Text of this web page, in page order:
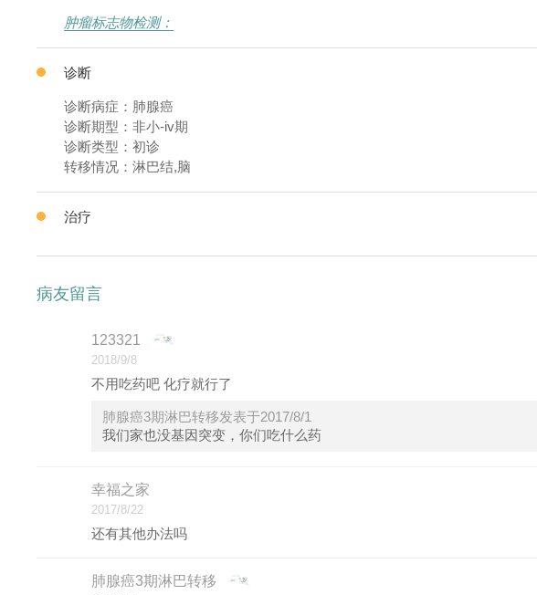
肿瘤标志物检测：
诊断
诊断病症：肺腺癌
诊断期型：非小-iv期
诊断类型：初诊
转移情况：淋巴结,脑
治疗
病友留言
123321
2018/9/8
不用吃药吧 化疗就行了
肺腺癌3期淋巴转移发表于2017/8/1
我们家也没基因突变，你们吃什么药
幸福之家
2017/8/22
还有其他办法吗
肺腺癌3期淋巴转移